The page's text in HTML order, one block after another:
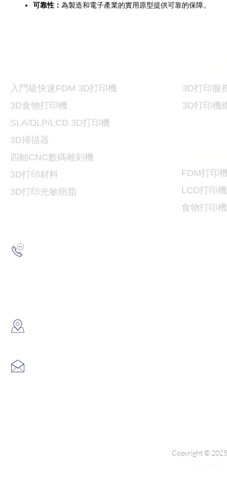
可靠性： 為製造和電子產業的實用原型提供可靠的保障。
入門級快速FDM 3D打印機
3D食物打印機
SLA/DLP/LCD 3D打印機
3D掃描器
​四軸CNC數碼雕刻機
3D打印材料
3D打印光敏樹脂
3D打印服
3D打印機
FDM打印
LCD打印
食物打印
Copyright © 2025